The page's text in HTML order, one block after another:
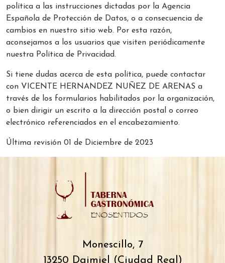
política a las instrucciones dictadas por la Agencia
Española de Protección de Datos, o a consecuencia de
cambios en nuestro sitio web. Por esta razón,
aconsejamos a los usuarios que visiten periódicamente
nuestra Política de Privacidad.
Si tiene dudas acerca de esta política, puede contactar
con VICENTE HERNANDEZ NUÑEZ DE ARENAS a
través de los formularios habilitados por la organización,
o bien dirigir un escrito a la dirección postal o correo
electrónico referenciados en el encabezamiento.
Última revisión 01 de Diciembre de 2023
Monescillo, 7
13250 Daimiel (Ciudad Real)